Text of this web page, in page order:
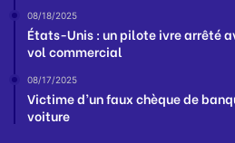
08/18/2025
États-Unis : un pilote ivre arrêté
vol commercial
08/17/2025
Victime d’un faux chèque de
voiture